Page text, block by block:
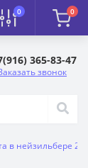
0 0
365-83-47
звонок
в нейзильбере